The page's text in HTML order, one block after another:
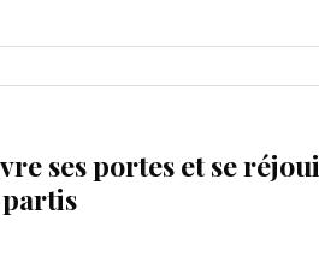
ses portes et se